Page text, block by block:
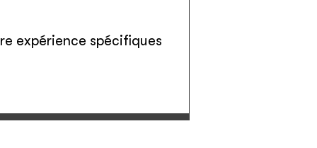
expérience spécifiques